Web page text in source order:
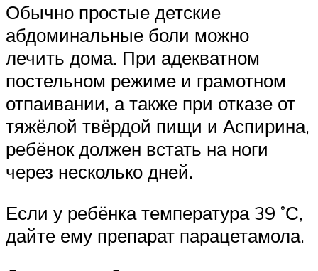
Обычно простые детские
абдоминальные боли можно
лечить дома. При адекватном
постельном режиме и грамотном
отпаивании, а также при отказе от
тяжёлой твёрдой пищи и Аспирина,
ребёнок должен встать на ноги
через несколько дней.
Если у ребёнка температура 39 ˚Ϲ,
дайте ему препарат парацетамола.